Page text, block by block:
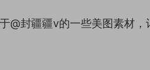
@封疆疆v的一些美图素材，